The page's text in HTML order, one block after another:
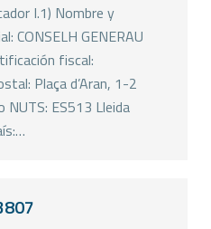
I.1) Nombre y
CONSELH GENERAU
fiscal:
Plaça d’Aran, 1-2
NUTS: ES513 Lleida